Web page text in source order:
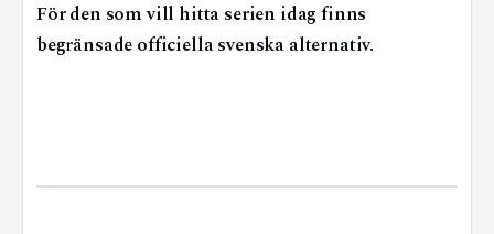
För den som vill hitta serien idag finns
begränsade officiella svenska alternativ.